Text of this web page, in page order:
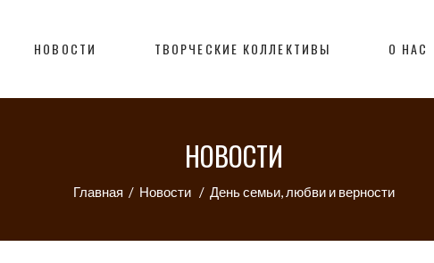
НОВОСТИ ТВОРЧЕСКИЕ КОЛЛЕКТИВЫ О НАС
НОВОСТИ
Главная / Новости / День семьи, любви и верности